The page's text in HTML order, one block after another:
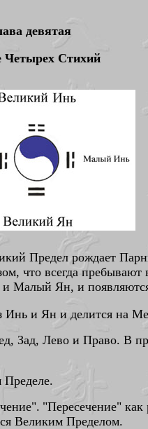
девятая
Четырех Стихий
Предел рождает
что всегда
Ян, и
Инь и Ян и делится на
Зад, Лево и Право. В
Пределе.
"Пересечение" как
Великим Пределом.